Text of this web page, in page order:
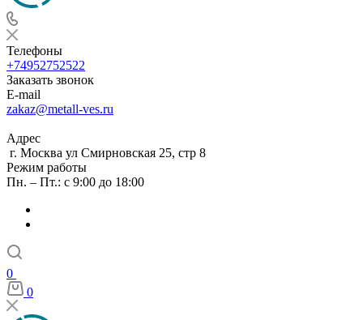
Телефоны
+74952752522
Заказать звонок
E-mail
zakaz@metall-ves.ru
Адрес
г. Москва ул Смирновская 25, стр 8
Режим работы
Пн. – Пт.: с 9:00 до 18:00
0
0